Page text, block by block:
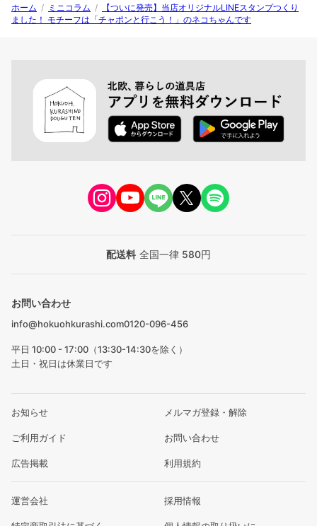
ホーム / ミニコラム /
【ついに発売】当店オリジナルLINEスタンプつくり
ました！ モチーフは「チャポンと行こう！」のネコちゃんです
配送料 全国一律 580円
お問い合わせ
info@hokuohkurashi.com0120-096-456
平日 10:00 - 17:00（13:30-14:30を除く）
土日・祝日は休業日です
お知らせ メルマガ登録・解除
ご利用ガイド お問い合わせ
広告掲載 利用規約
運営会社 採用情報